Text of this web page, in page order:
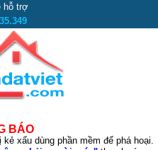
hỗ trợ
BÁO
xấu dùng phần mềm để phá hoại.